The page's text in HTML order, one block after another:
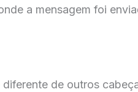
a mensagem foi
de outros